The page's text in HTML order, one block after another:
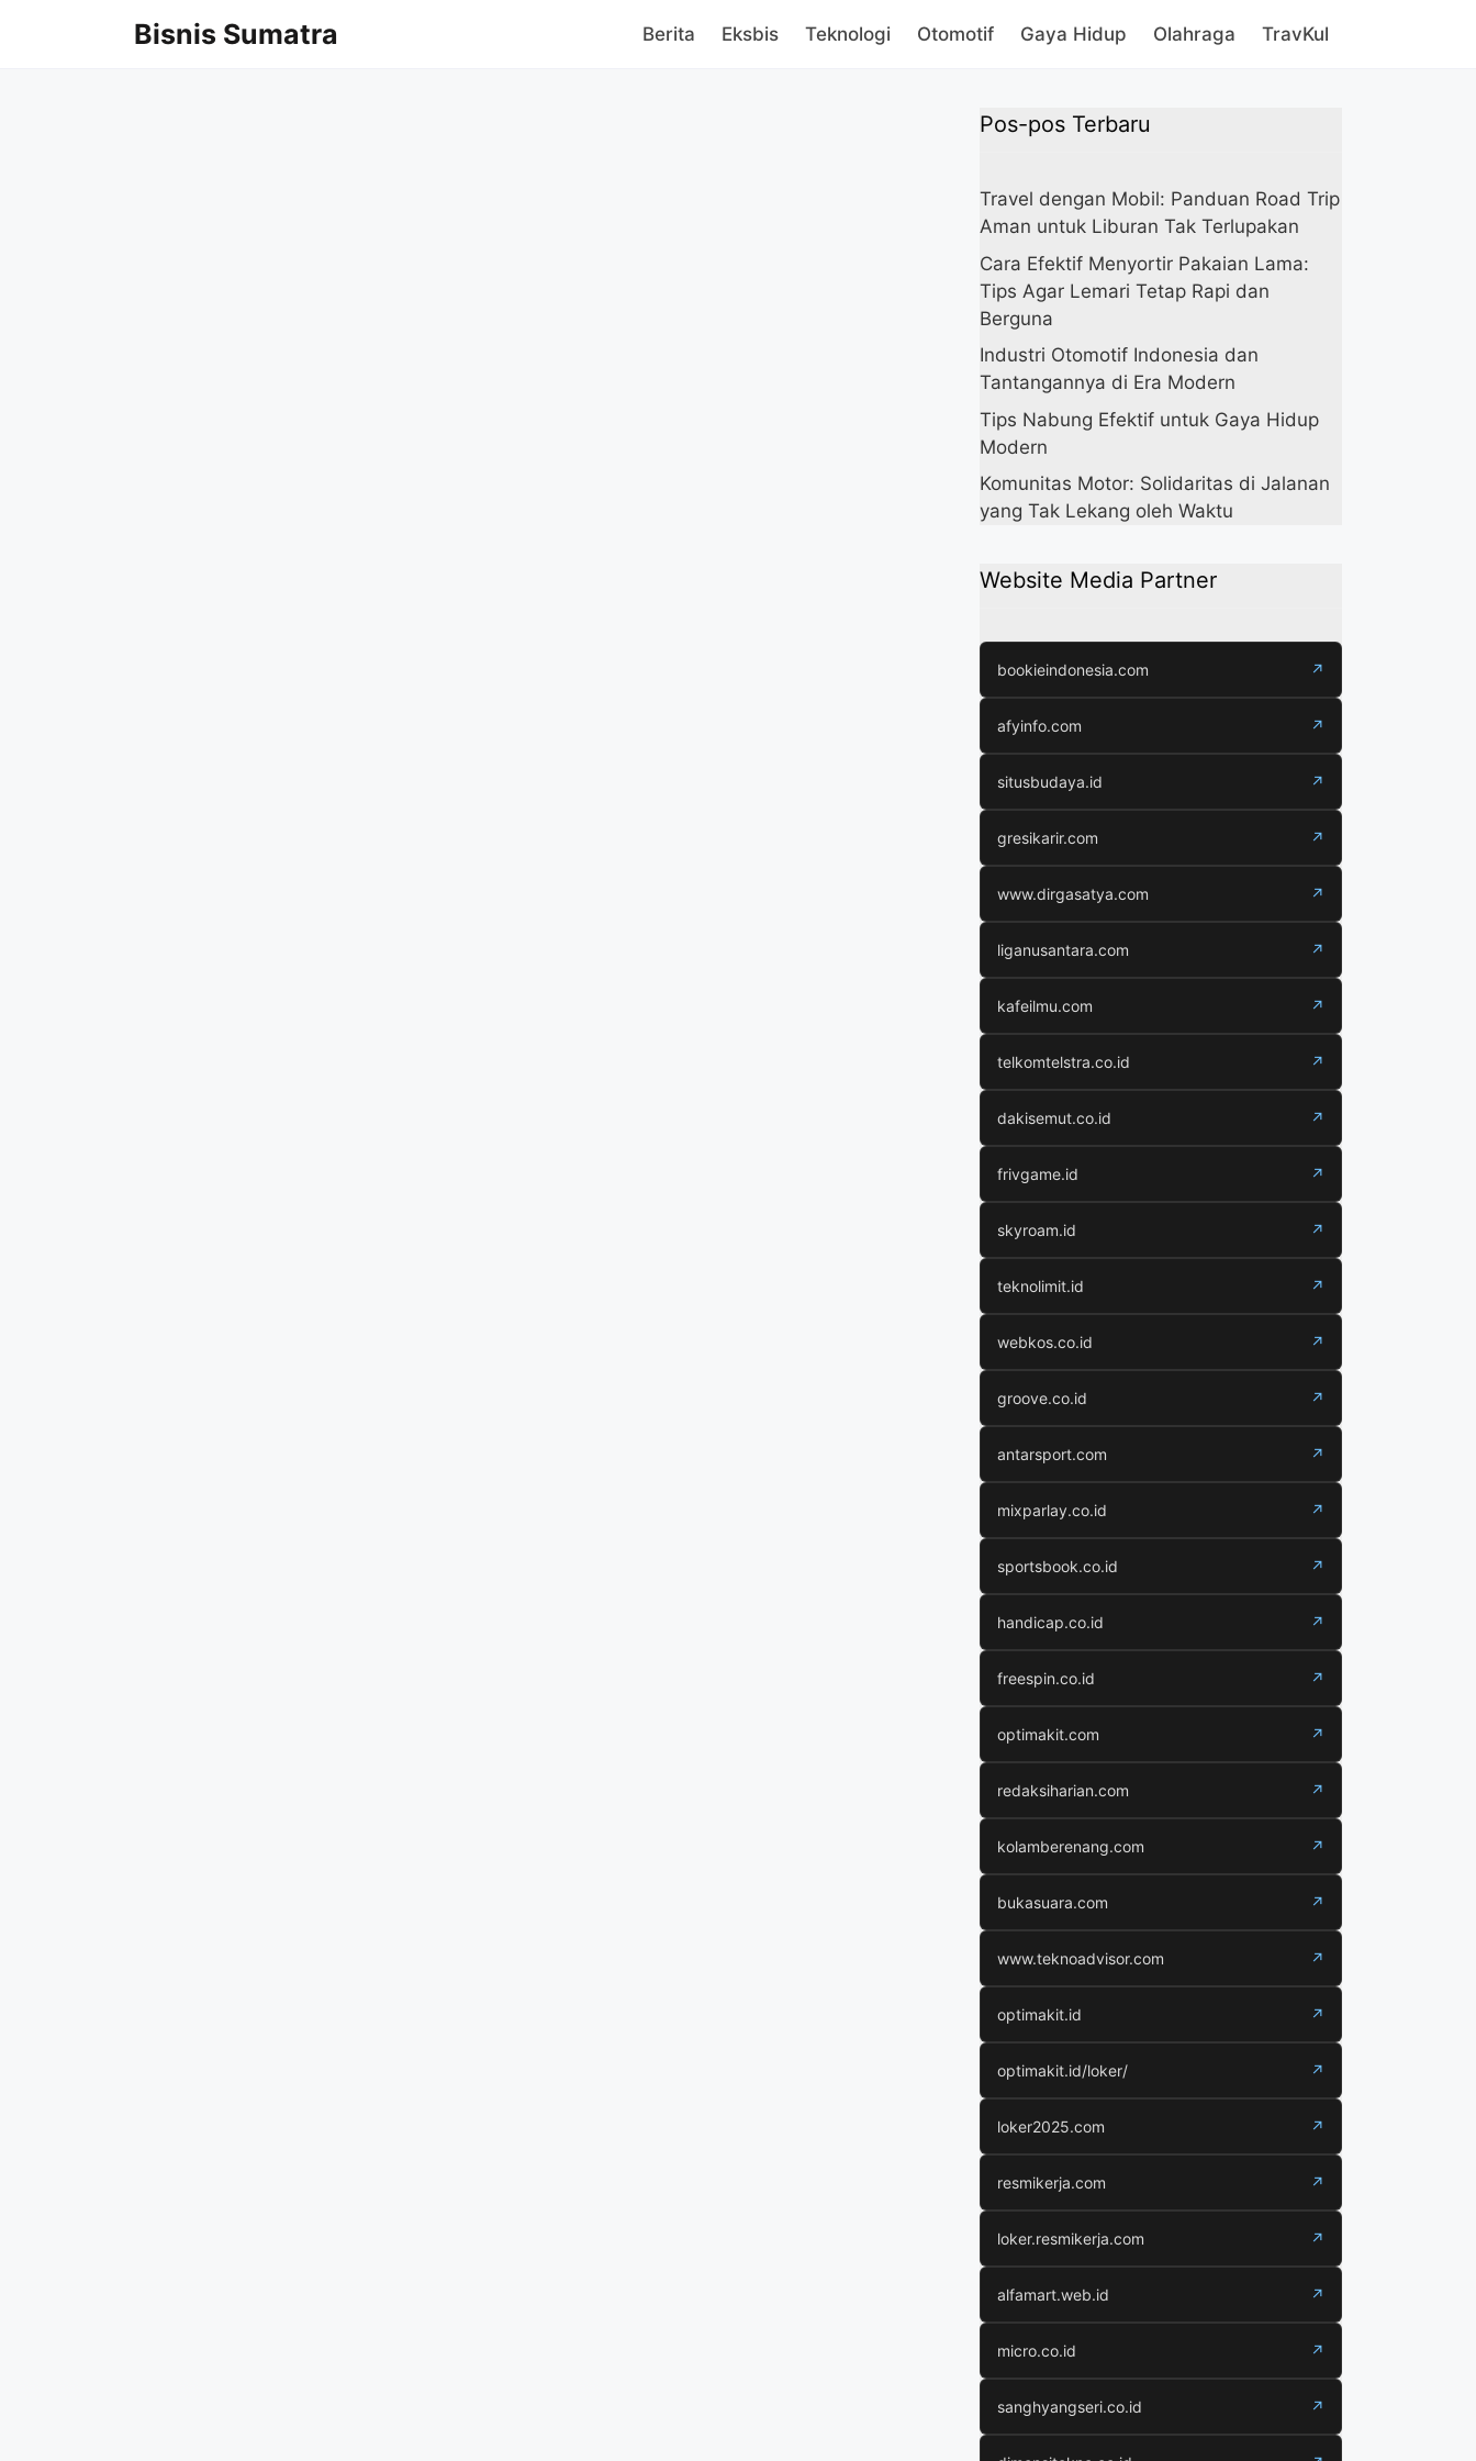
Bisnis Sumatra Berita Eksbis Teknologi Otomotif Gaya Hidup Olahraga TravKul
Pos-pos Terbaru
Travel dengan Mobil: Panduan Road Trip
Aman untuk Liburan Tak Terlupakan
Cara Efektif Menyortir Pakaian Lama:
Tips Agar Lemari Tetap Rapi dan
Berguna
Industri Otomotif Indonesia dan
Tantangannya di Era Modern
Tips Nabung Efektif untuk Gaya Hidup
Modern
Komunitas Motor: Solidaritas di Jalanan
yang Tak Lekang oleh Waktu
Website Media Partner
bookieindonesia.com ↗
afyinfo.com ↗
situsbudaya.id ↗
gresikarir.com ↗
www.dirgasatya.com ↗
liganusantara.com ↗
kafeilmu.com ↗
telkomtelstra.co.id ↗
dakisemut.co.id ↗
frivgame.id ↗
skyroam.id ↗
teknolimit.id ↗
webkos.co.id ↗
groove.co.id ↗
antarsport.com ↗
mixparlay.co.id ↗
sportsbook.co.id ↗
handicap.co.id ↗
freespin.co.id ↗
optimakit.com ↗
redaksiharian.com ↗
kolamberenang.com ↗
bukasuara.com ↗
www.teknoadvisor.com ↗
optimakit.id ↗
optimakit.id/loker/ ↗
loker2025.com ↗
resmikerja.com ↗
loker.resmikerja.com ↗
alfamart.web.id ↗
micro.co.id ↗
sanghyangseri.co.id ↗